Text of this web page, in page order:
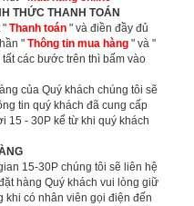
THỨC THANH TOÁN
" Thanh toán " và điền đầy đủ
" Thông tin mua hàng " và "
các bước trên thì bấm vào
của Quý khách chúng tôi sẽ
tin quý khách đã cung cấp
15 - 30P kể từ khi quý khách
15-30P chúng tôi sẽ liên hệ
hàng Quý khách vui lòng giữ
khi có nhân viên gọi điện đến